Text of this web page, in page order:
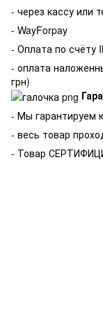
- через кассу или
- WayForpay
- Оплата по счёту
- оплата
грн)
- Мы гарантируем
- весь товар
- Товар